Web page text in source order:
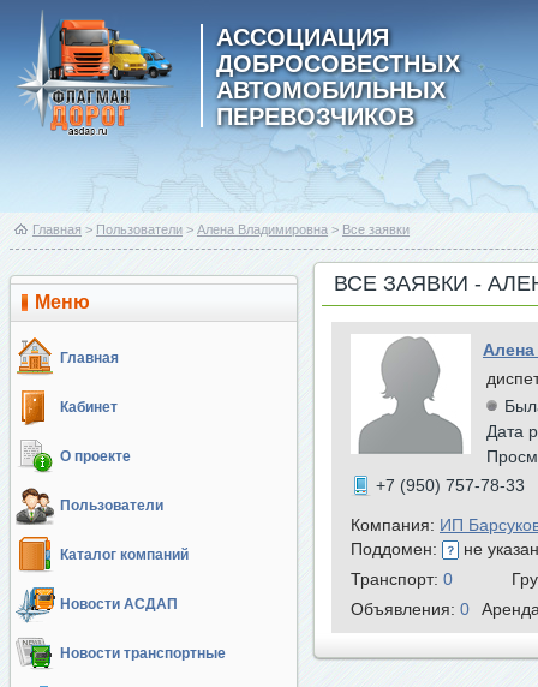
АССОЦИАЦИЯ
ДОБРОСОВЕСТНЫХ
АВТОМОБИЛЬНЫХ
ПЕРЕВОЗЧИКОВ
Главная > Пользователи > Алена Владимировна > Все заявки
Меню
Главная
Кабинет
О проекте
Пользователи
Каталог компаний
Новости АСДАП
Новости транспортные
ВСЕ ЗАЯВКИ -
Дата
+7 (950) 757-78-33
Компания: ИП
Поддомен:
не
Транспорт: 0
Объявления: 0